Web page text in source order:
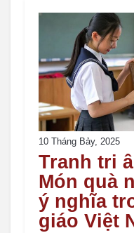
10 Tháng Bảy, 2025
Tranh tri
Món quà
ý nghĩa
giáo Việt